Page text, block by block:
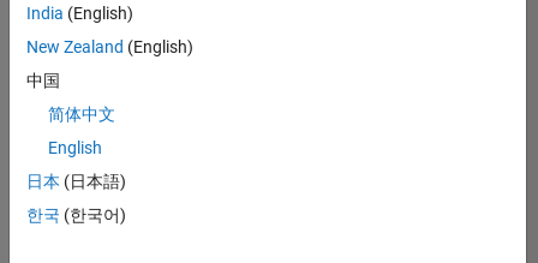
Si aun
así no
ninguna
vacante
que se
a sus
cualificaciones,
India (English)
New Zealand (English)
中国
简体中文
English
日本 (日本語)
한국 (한국어)